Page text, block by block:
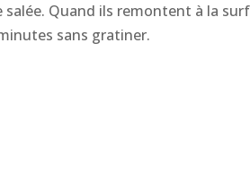
salée. Quand ils remontent à la
sans gratiner.